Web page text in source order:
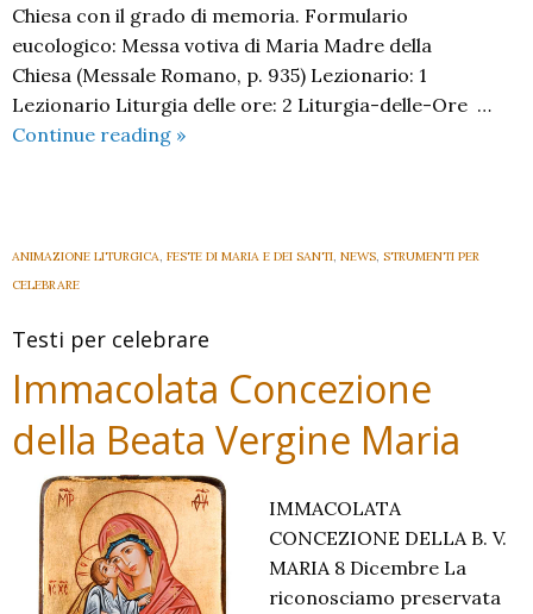
Chiesa con il grado di memoria. Formulario
eucologico: Messa votiva di Maria Madre della
Chiesa (Messale Romano, p. 935) Lezionario: 1
Lezionario Liturgia delle ore: 2 Liturgia-delle-Ore …
Continue reading Memoria
della
»
ANIMAZIONE LITURGICA, FESTE DI MARIA E DEI SANTI, NEWS, STRUMENTI PER
CELEBRARE
Testi per celebrare
Immacolata Concezione
della Beata Vergine Maria
IMMACOLATA
CONCEZIONE DELLA B. V.
MARIA 8 Dicembre La
riconosciamo preservata